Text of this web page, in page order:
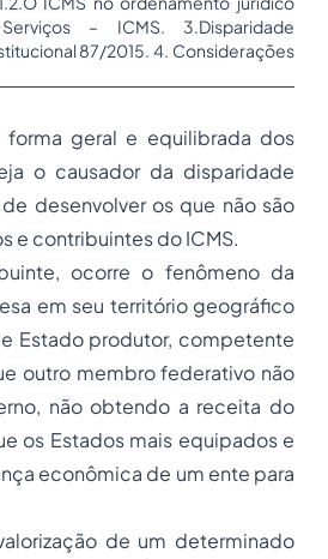
– ICMS. 3.Disparidade
87/2015. 4. Considerações
geral e equilibrada dos
o causador da disparidade
desenvolver os que não são
e contribuintes do ICMS.
ocorre o fenômeno da
em seu território geográfico
Estado produtor, competente
outro membro federativo não
não obtendo a receita do
os Estados mais equipados e
econômica de um ente para
de um determinado